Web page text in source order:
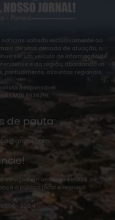
notícias voltado exclusivamente ao
de uma década de atuação, o
ser um veículo de informação de
e da região, abordando os
pontualmente, assuntos regionais.
Responsável:
| MTB 9936/PR.
de pauta:
serviços em um dos veículos de
o público local e regional:
3254